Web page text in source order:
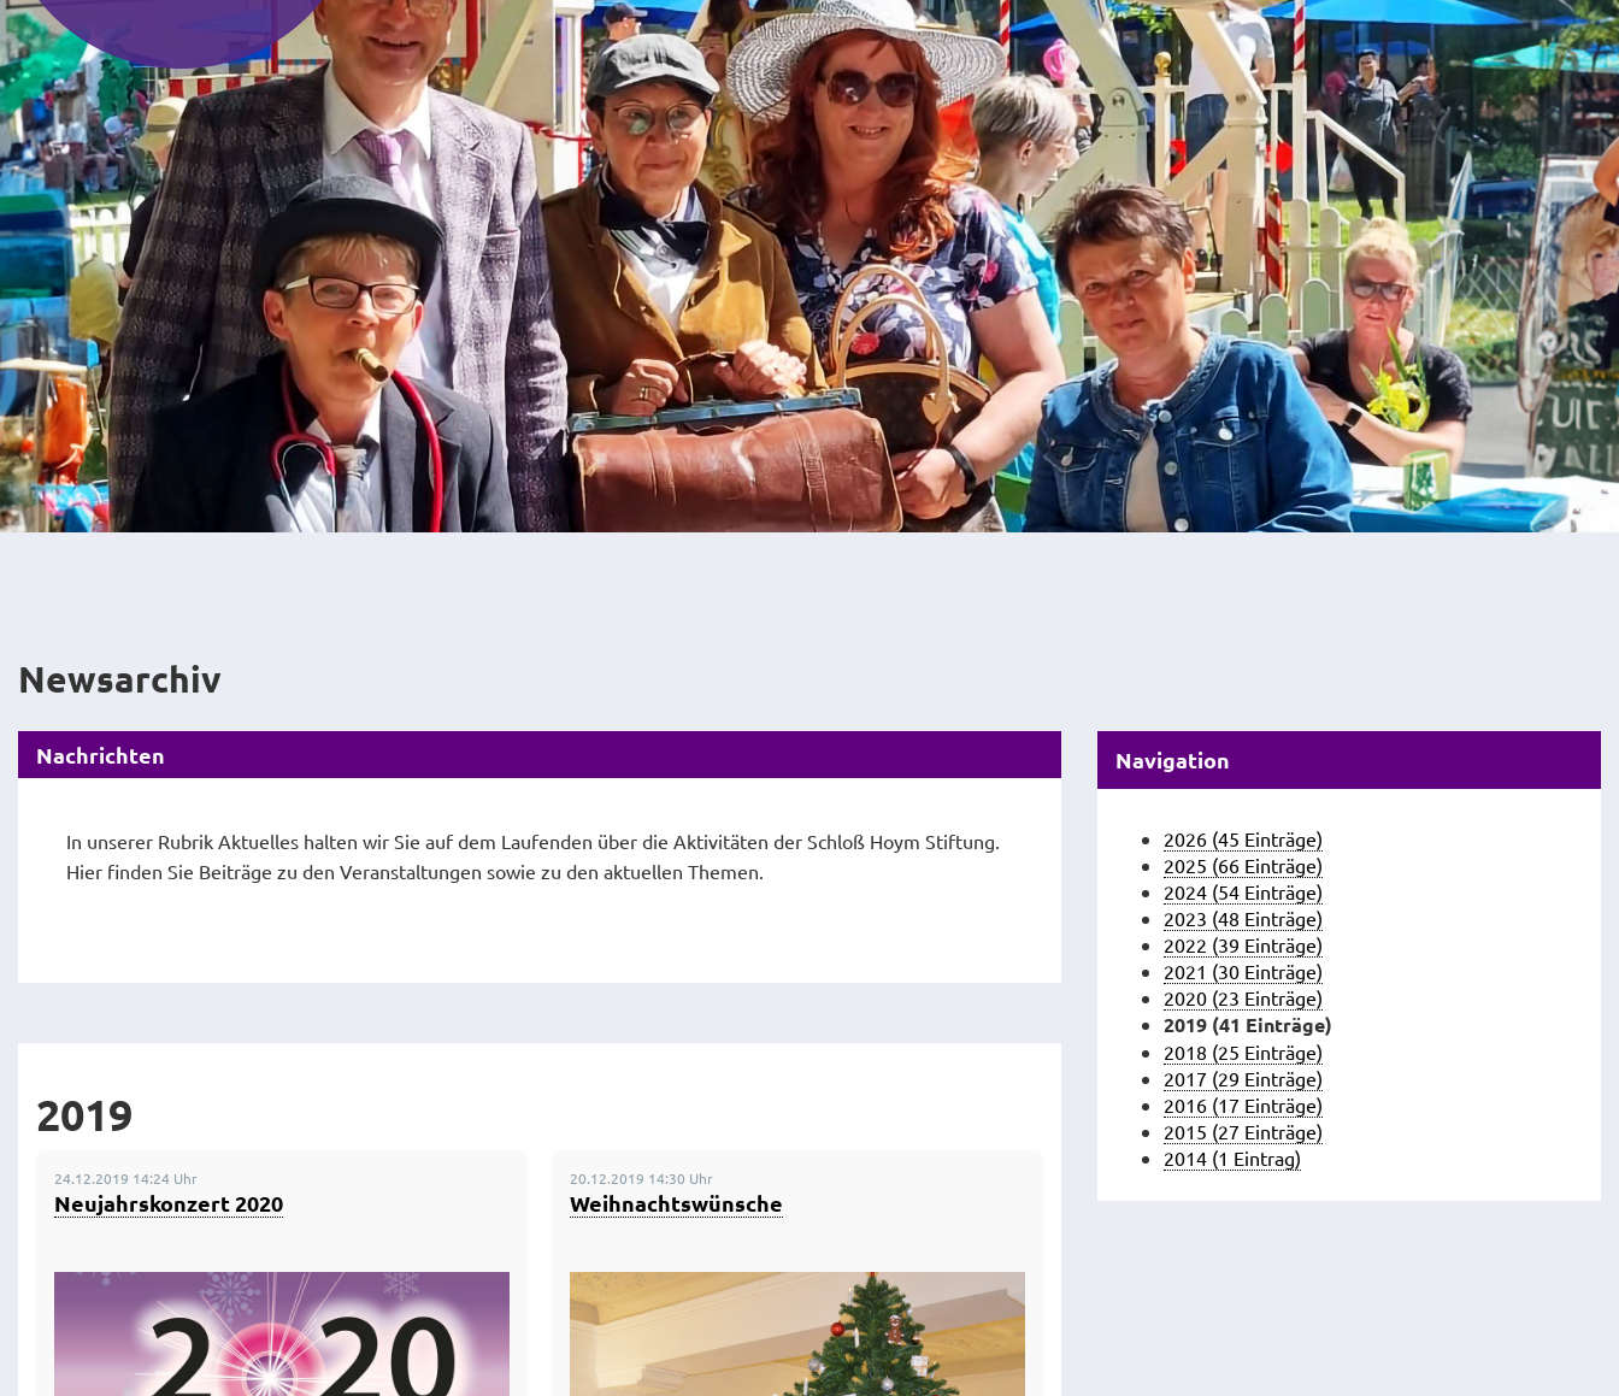
Newsarchiv
Nachrichten
In unserer Rubrik Aktuelles halten wir Sie auf dem Laufenden über die Aktivitäten der Schloß Hoym Stiftung.
Hier finden Sie Beiträge zu den Veranstaltungen sowie zu den aktuellen Themen.
2019
24.12.2019 14:24 Uhr
Neujahrskonzert 2020
20.12.2019 14:30 Uhr
Weihnachtswünsche
Navigation
2026 (45 Einträge)
2025 (66 Einträge)
2024 (54 Einträge)
2023 (48 Einträge)
2022 (39 Einträge)
2021 (30 Einträge)
2020 (23 Einträge)
2019 (41 Einträge)
2018 (25 Einträge)
2017 (29 Einträge)
2016 (17 Einträge)
2015 (27 Einträge)
2014 (1 Eintrag)